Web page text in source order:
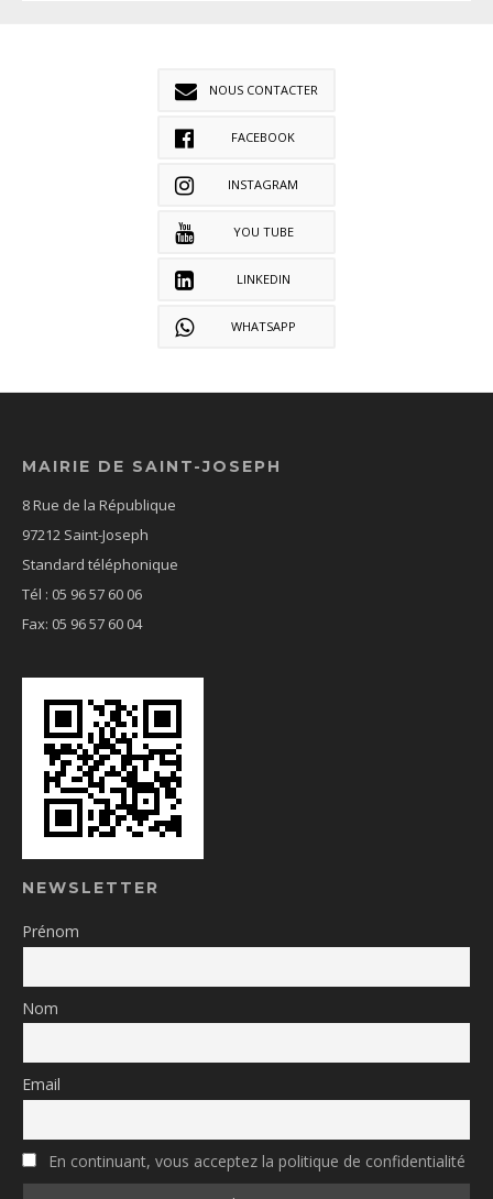
NOUS CONTACTER
FACEBOOK
INSTAGRAM
YOU TUBE
LINKEDIN
WHATSAPP
MAIRIE DE SAINT-JOSEPH
8 Rue de la République
97212 Saint-Joseph
Standard téléphonique
Tél : 05 96 57 60 06
Fax: 05 96 57 60 04
NEWSLETTER
Prénom
Nom
Email
En continuant, vous acceptez la politique de confidentialité